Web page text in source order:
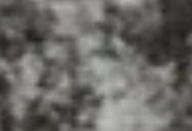
している」 「資金繰りができている」 「ライテ
ングができる」 「機材がある」 などが、その方
背景で思い浮かぶことなのだろうなと。 写真の実
績ももちろん大切だと思うのですが、そういう見
方もあるのか〜と、 改めてスタジオを作ることが
できて良かったなと思う出来事でした。 フォトス
タジオ『しるし写場』は、6月1日で１周年を迎え
ました！ 主に記念撮影をする写真館ですが、商品